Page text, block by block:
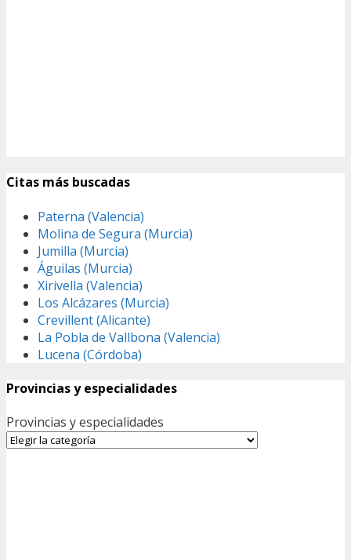
Citas más buscadas
Paterna (Valencia)
Molina de Segura (Murcia)
Jumilla (Murcia)
Águilas (Murcia)
Xirivella (Valencia)
Los Alcázares (Murcia)
Crevillent (Alicante)
La Pobla de Vallbona (Valencia)
Lucena (Córdoba)
Provincias y especialidades
Provincias y especialidades